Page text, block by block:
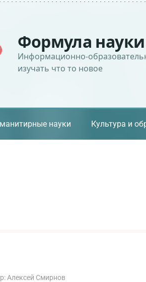
Формула науки
Информационно-
изучать что то новое
науки Культура и
Алексей Смирнов